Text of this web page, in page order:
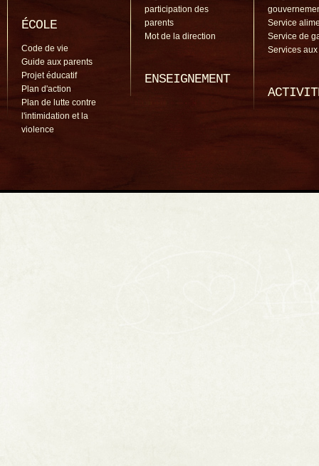
ÉCOLE
Code de vie
Guide aux parents
Projet éducatif
Plan d'action
Plan de lutte contre
l'intimidation et la
violence
participation des
parents
Mot de la direction
ENSEIGNEMENT
Service
Service de
Services